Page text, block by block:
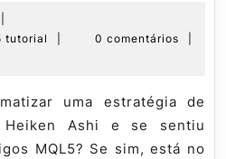
Heiken
MQL5:
tutorial
tutorial
0 comentários
Heiken Ashi e se sentiu
MQL5? Se sim, está no